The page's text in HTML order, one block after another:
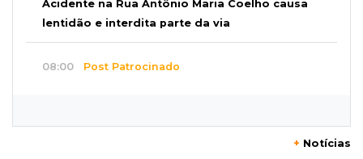
Acidente na Rua Antônio Maria Coelho causa
lentidão e interdita parte da via
08:00 Post Patrocinado
+ Notícias